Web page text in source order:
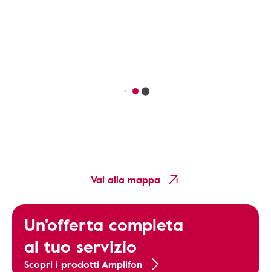
Vai alla mappa
Un'offerta completa
al tuo servizio
Scopri i prodotti Amplifon